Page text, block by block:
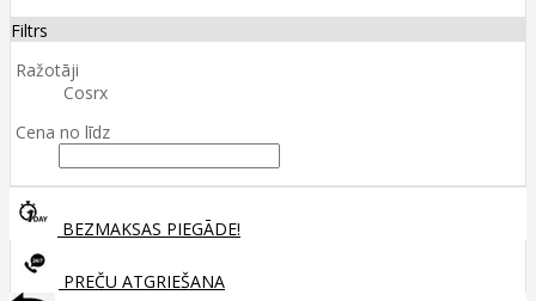
Filtrs
Ražotāji
Cosrx
Cena no līdz
BEZMAKSAS PIEGĀDE!
PREČU ATGRIEŠANA